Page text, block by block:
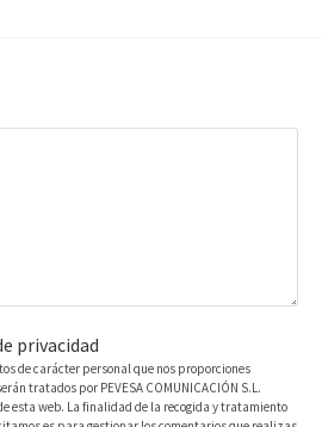
privacidad
de carácter personal que nos proporciones
tratados por PEVESA COMUNICACIÓN S.L.
esta web. La finalidad de la recogida y tratamiento